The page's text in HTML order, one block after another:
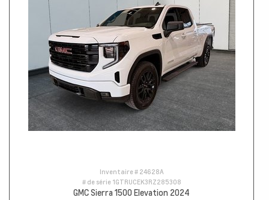
Inventaire # 24628A
# de série 1GTRUCEK3RZ285308
GMC Sierra 1500 Elevation 2024